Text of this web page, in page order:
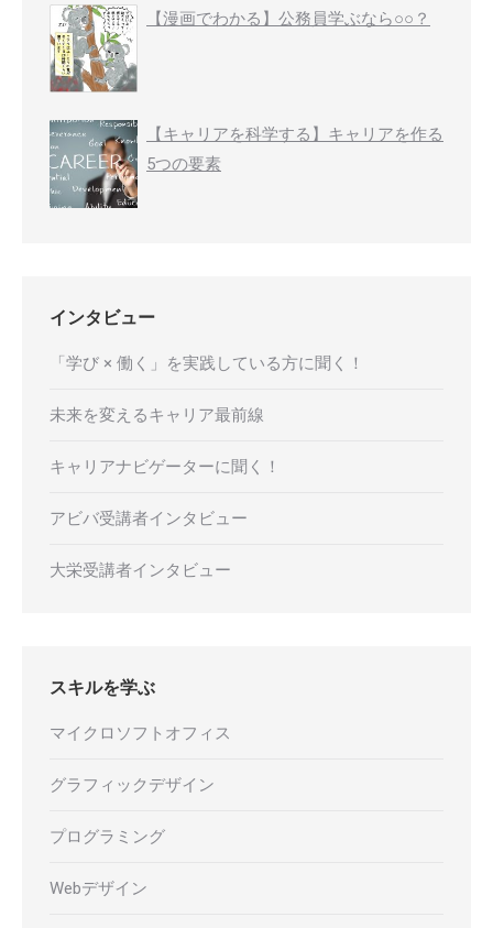
【漫画でわかる】公務員学ぶなら○○？
【キャリアを科学する】キャリアを作る
5つの要素
インタビュー
「学び × 働く」を実践している方に聞く！
未来を変えるキャリア最前線
キャリアナビゲーターに聞く！
アビバ受講者インタビュー
大栄受講者インタビュー
スキルを学ぶ
マイクロソフトオフィス
グラフィックデザイン
プログラミング
Webデザイン